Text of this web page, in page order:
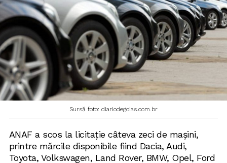
Sursă foto: diariodegoias.com.br
ANAF a scos la licitație câteva zeci de mașini,
printre mărcile disponibile fiind Dacia, Audi,
Toyota, Volkswagen, Land Rover, BMW, Opel, Ford